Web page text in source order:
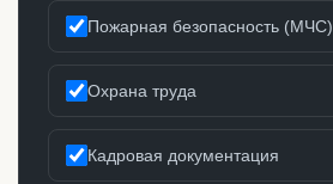
Пожарная безопасность (МЧС)
Охрана труда
Кадровая документация